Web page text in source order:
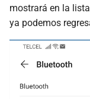
mostrará en la
ya podemos